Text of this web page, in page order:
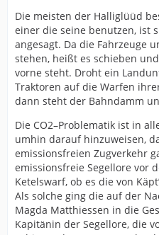
Die meisten der Halliglüüd
einer die seine benutzen, ist
angesagt. Da die Fahrzeuge
stehen, heißt es schieben
vorne steht. Droht ein
Traktoren auf die Warfen
dann steht der Bahndamm
Die CO2–Problematik ist in
umhin darauf hinzuweisen,
emissionsfreien Zugverkehr
emissionsfreie Segellore vor
Ketelswarf, ob es die von
Als solche ging die auf der
Magda Matthiessen in die
Kapitänin der Segellore, die